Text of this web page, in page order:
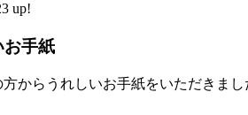
up!
お手紙
からうれしいお手紙をいただきまし